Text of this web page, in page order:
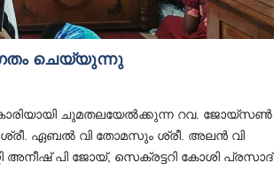
ചെയ്യുന്നു
ചുമതലയേൽക്കുന്ന റവ. ജോയ്സൺ
ശ്രീ. ഏബൽ വി തോമസും ശ്രീ. അലൻ വി
പി ജോയ്, സെക്രട്ടറി കോശി പ്രസാദ്